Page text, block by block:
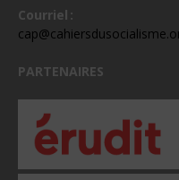
Courriel :
PARTENAIRES